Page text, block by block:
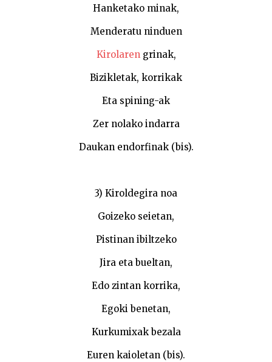
Hanketako minak,
Menderatu ninduen
Kirolarengrinak,
Bizikletak, korrikak
Eta spining-ak
Zer nolako indarra
Daukan endorfinak (bis).
3) Kiroldegira noa
Goizeko seietan,
Pistinan ibiltzeko
Jira eta bueltan,
Edo zintan korrika,
Egoki benetan,
Kurkumixak bezala
Euren kaioletan (bis).